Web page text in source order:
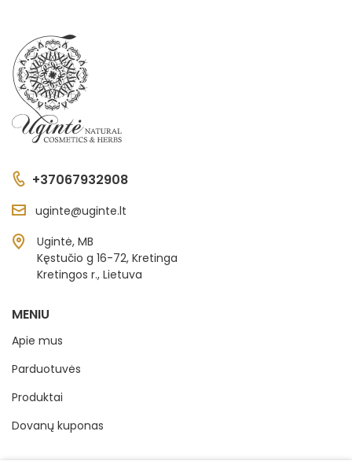
+37067932908
uginte@uginte.lt
Ugintė, MB
Kęstučio g 16-72, Kretinga
Kretingos r., Lietuva
MENIU
Apie mus
Parduotuvės
Produktai
Dovanų kuponas
INFORMACIJA